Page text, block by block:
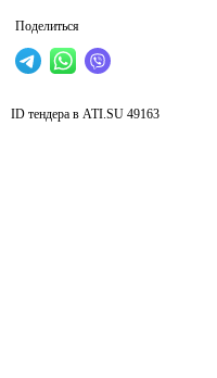
Поделиться
ID тендера в ATI.SU 49163